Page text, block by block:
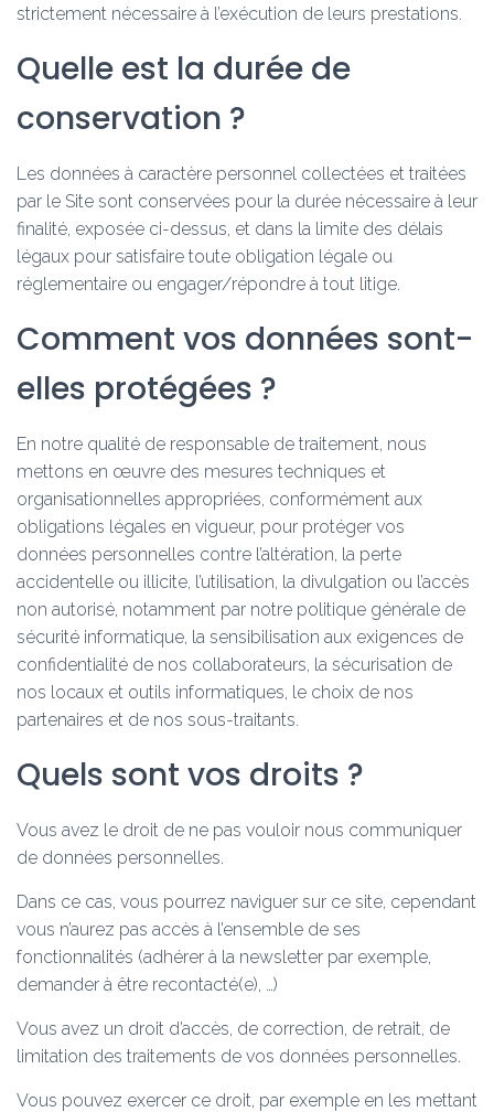
strictement nécessaire à l’exécution de leurs prestations.
Quelle est la durée de
conservation ?
Les données à caractère personnel collectées et traitées
par le Site sont conservées pour la durée nécessaire à leur
finalité, exposée ci-dessus, et dans la limite des délais
légaux pour satisfaire toute obligation légale ou
réglementaire ou engager/répondre à tout litige.
Comment vos données sont-
elles protégées ?
En notre qualité de responsable de traitement, nous
mettons en œuvre des mesures techniques et
organisationnelles appropriées, conformément aux
obligations légales en vigueur, pour protéger vos
données personnelles contre l’altération, la perte
accidentelle ou illicite, l’utilisation, la divulgation ou l’accès
non autorisé, notamment par notre politique générale de
sécurité informatique, la sensibilisation aux exigences de
confidentialité de nos collaborateurs, la sécurisation de
nos locaux et outils informatiques, le choix de nos
partenaires et de nos sous-traitants.
Quels sont vos droits ?
Vous avez le droit de ne pas vouloir nous communiquer
de données personnelles.
Dans ce cas, vous pourrez naviguer sur ce site, cependant
vous n’aurez pas accès à l’ensemble de ses
fonctionnalités (adhérer à la newsletter par exemple,
demander à être recontacté(e), …)
Vous avez un droit d’accès, de correction, de retrait, de
limitation des traitements de vos données personnelles.
Vous pouvez exercer ce droit, par exemple en les mettant